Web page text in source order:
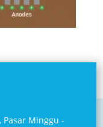
Pasar Minggu -